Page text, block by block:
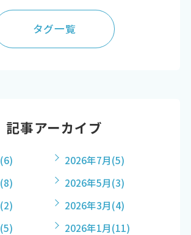
タグ一覧
記事アーカイブ
(6) 2026年7月(5)
(8) 2026年5月(3)
(2) 2026年3月(4)
(5) 2026年1月(11)